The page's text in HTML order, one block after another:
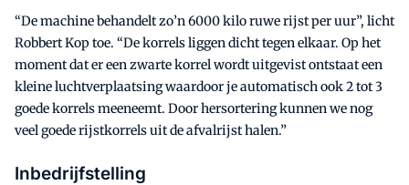
“De machine behandelt zo’n 6000 kilo ruwe rijst per uur”, licht
Robbert Kop toe. “De korrels liggen dicht tegen elkaar. Op het
moment dat er een zwarte korrel wordt uitgevist ontstaat een
kleine luchtverplaatsing waardoor je automatisch ook 2 tot 3
goede korrels meeneemt. Door hersortering kunnen we nog
veel goede rijstkorrels uit de afvalrijst halen.”
Inbedrijfstelling